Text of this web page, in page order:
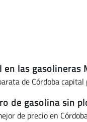
en las gasolineras
de Córdoba
de gasolina sin
de precio en